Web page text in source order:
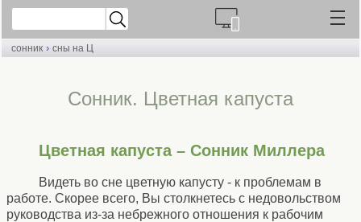
сонник › сны на Ц
Сонник. Цветная капуста
Цветная капуста – Сонник Миллера
Видеть во сне цветную капусту - к проблемам в
работе. Скорее всего, Вы столкнетесь с недовольством
руководства из-за небрежного отношения к рабочим